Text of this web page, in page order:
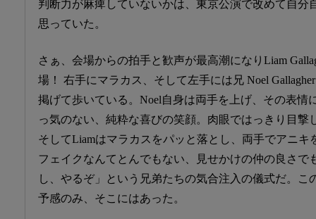
判断力が麻痺していないかは、東京公演で改めて自分
思っていた。
さぁ、会場からの拍手と歓声が最高潮になりLiam
場！ 右手にマラカス、そして左手には兄 Noel
掲げて歩いている。Noel自身は両手を上げ、その表情
っ気のない、純粋な喜びの笑顔。肉眼ではっきり目撃
そしてLiamはマラカスをパッと落とし、両手でアニ
フェイクなんてとんでもない、見せかけの仲の良さで
し、やるぞ」という兄弟たちの気合注入の儀式だ。こ
予感のみ、そこにはあった。